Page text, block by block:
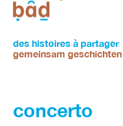
de
lecture
Ein
Ort
des histoires à partager
gemeinsam
concerto